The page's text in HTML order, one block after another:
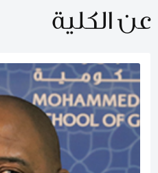
عن الكلية